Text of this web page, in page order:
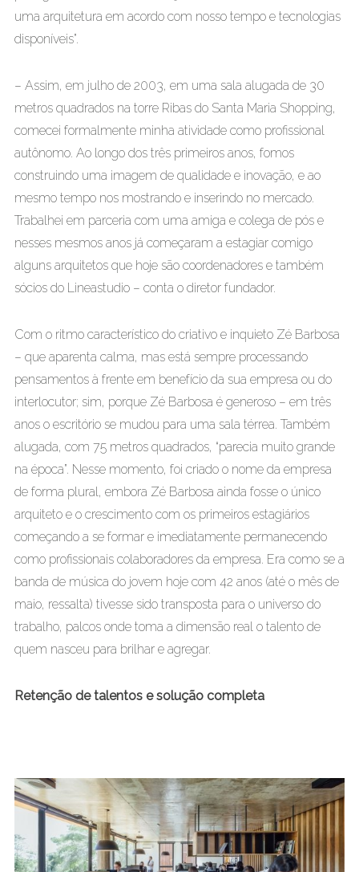
uma arquitetura em acordo com nosso tempo e tecnologias
disponíveis”.
– Assim, em julho de 2003, em uma sala alugada de 30
metros quadrados na torre Ribas do Santa Maria Shopping,
comecei formalmente minha atividade como profissional
autônomo. Ao longo dos três primeiros anos, fomos
construindo uma imagem de qualidade e inovação, e ao
mesmo tempo nos mostrando e inserindo no mercado.
Trabalhei em parceria com uma amiga e colega de pós e
nesses mesmos anos já começaram a estagiar comigo
alguns arquitetos que hoje são coordenadores e também
sócios do Lineastudio – conta o diretor fundador.
Com o ritmo característico do criativo e inquieto Zé Barbosa
– que aparenta calma, mas está sempre processando
pensamentos à frente em benefício da sua empresa ou do
interlocutor; sim, porque Zé Barbosa é generoso ­– em três
anos o escritório se mudou para uma sala térrea. Também
alugada, com 75 metros quadrados, “parecia muito grande
na época”. Nesse momento, foi criado o nome da empresa
de forma plural, embora Zé Barbosa ainda fosse o único
arquiteto e o crescimento com os primeiros estagiários
começando a se formar e imediatamente permanecendo
como profissionais colaboradores da empresa. Era como se a
banda de música do jovem hoje com 42 anos (até o mês de
maio, ressalta) tivesse sido transposta para o universo do
trabalho, palcos onde toma a dimensão real o talento de
quem nasceu para brilhar e agregar.
Retenção de talentos e solução completa